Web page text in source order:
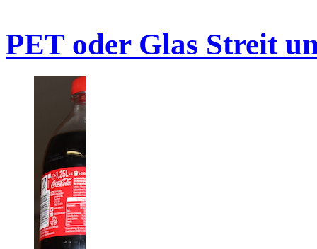
PET oder Glas Streit